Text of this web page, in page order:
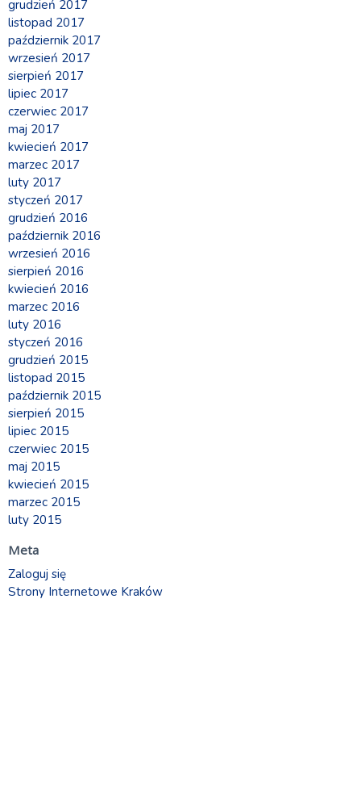
grudzień 2017
listopad 2017
październik 2017
wrzesień 2017
sierpień 2017
lipiec 2017
czerwiec 2017
maj 2017
kwiecień 2017
marzec 2017
luty 2017
styczeń 2017
grudzień 2016
październik 2016
wrzesień 2016
sierpień 2016
kwiecień 2016
marzec 2016
luty 2016
styczeń 2016
grudzień 2015
listopad 2015
październik 2015
sierpień 2015
lipiec 2015
czerwiec 2015
maj 2015
kwiecień 2015
marzec 2015
luty 2015
Meta
Zaloguj się
Strony Internetowe Kraków